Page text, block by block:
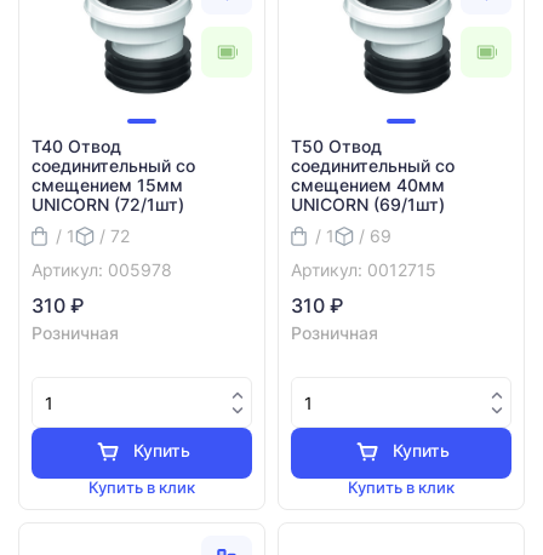
T40 Отвод
соединительный со
смещением 15мм
UNICORN (72/1шт)
/ 1
/ 72
Артикул: 005978
310 ₽
Розничная
Купить
Купить в клик
T50 Отвод
соединительный со
смещением 40мм
UNICORN (69/1шт)
/ 1
/ 69
Артикул: 0012715
310 ₽
Розничная
Купить
Купить в клик